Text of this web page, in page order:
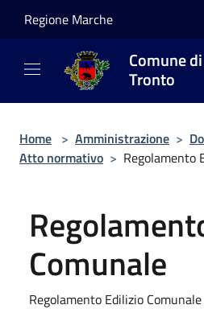
Regione Marche
Comune
Tronto
Home > Amministrazione >
Atto normativo > Regolamento
Comunale
Regolamento Edilizio Comunale